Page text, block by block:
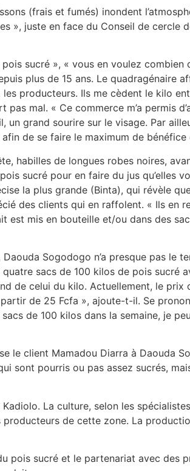
(frais et fumés) inondent
», juste en face du Conseil de cercle
sucré », « vous en voulez combien
plus de 15 ans. Le quadragénaire
producteurs. Ils me cèdent le kilo
pas mal. « Ce commerce m’a permis
un grand sourire sur le visage. Par
de se faire le maximum de
habilles de longues robes noires,
sucré pour en faire du jus qu’elles
la plus grande (Binta), qui révèle
des clients qui en raffolent. « Ils en
est mis en bouteille et/ou dans des
Sogodogo n’a presque pas le
sacs de 100 kilos de pois sucré
de celui du kilo. Actuellement, le
de 25 Fcfa », ajoute-t-il. Se
de 100 kilos dans la semaine, je
le client Mamadou Diarra à Daouda
sont pourris ou pas assez sucrés,
La culture, selon les
de cette zone. La
pois sucré et le partenariat avec des